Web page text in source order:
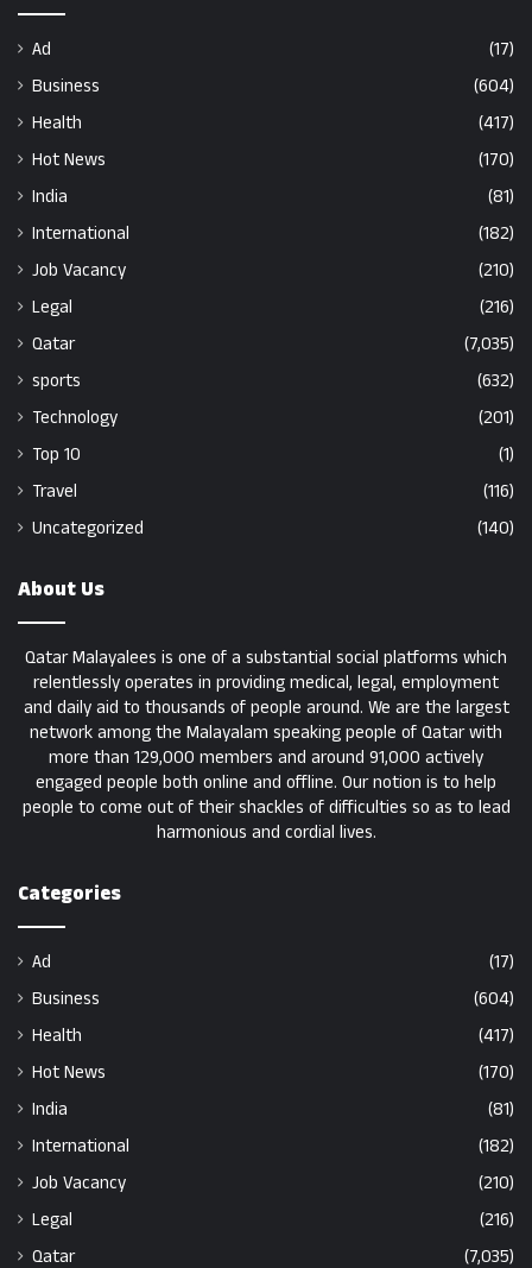
Ad
(17)
Business
(604)
Health
(417)
Hot News
(170)
India
(81)
International
(182)
Job Vacancy
(210)
Legal
(216)
Qatar
(7,035)
sports
(632)
Technology
(201)
Top 10
(1)
Travel
(116)
Uncategorized
(140)
About Us
Qatar Malayalees is one of a substantial social platforms which
relentlessly operates in providing medical, legal, employment
and daily aid to thousands of people around. We are the largest
network among the Malayalam speaking people of Qatar with
more than 129,000 members and around 91,000 actively
engaged people both online and offline. Our notion is to help
people to come out of their shackles of difficulties so as to lead
harmonious and cordial lives.
Categories
Ad
(17)
Business
(604)
Health
(417)
Hot News
(170)
India
(81)
International
(182)
Job Vacancy
(210)
Legal
(216)
Qatar
(7,035)